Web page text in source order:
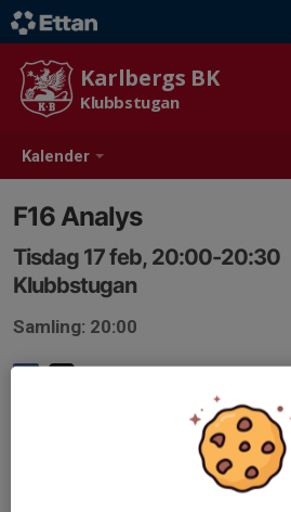
Kalender
Karlbergs BK
Klubbstugan
F16 Analys
Tisdag 17 feb, 20:00-20:30
Klubbstugan
Samling: 20:00